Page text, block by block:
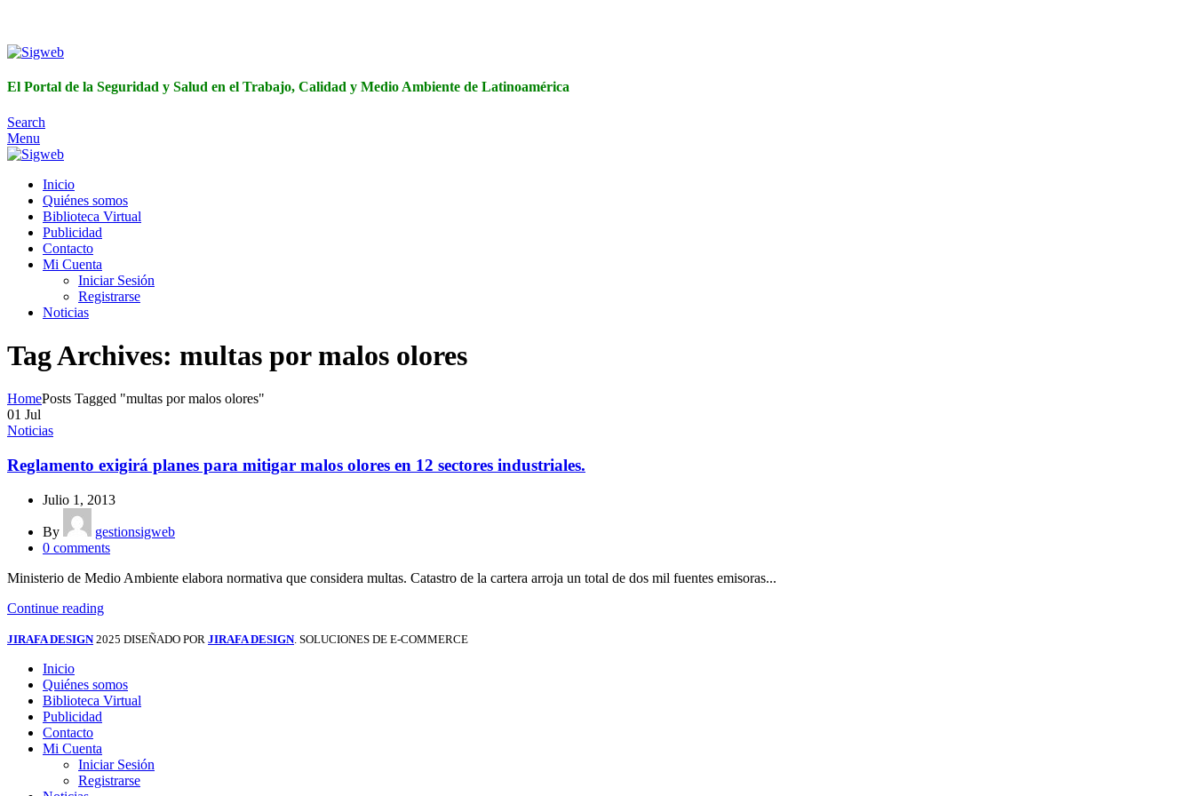
El Portal de la Seguridad y Salud en el Trabajo, Calidad y Medio Ambiente de Latinoamérica
Search
Menu
Inicio
Quiénes somos
Biblioteca Virtual
Publicidad
Contacto
Mi Cuenta
Iniciar Sesión
Registrarse
Noticias
Tag Archives: multas por malos olores
HomePosts Tagged "multas por malos olores"
01 Jul
Noticias
Reglamento exigirá planes para mitigar malos olores en 12 sectores industriales.
Julio 1, 2013
By
gestionsigweb
0 comments
Ministerio de Medio Ambiente elabora normativa que considera multas. Catastro de la cartera arroja un total de dos mil fuentes emisoras...
Continue reading
JIRAFA DESIGN 2025 DISEÑADO POR JIRAFA DESIGN. SOLUCIONES DE E-COMMERCE
Inicio
Quiénes somos
Biblioteca Virtual
Publicidad
Contacto
Mi Cuenta
Iniciar Sesión
Registrarse